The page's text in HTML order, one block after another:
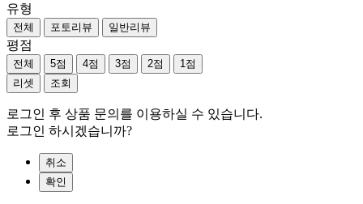
유형
전체 포토리뷰 일반리뷰
평점
전체 5점 4점 3점 2점
1점
리셋
조회
로그인 후 상품 문의를 이용하실 수 있습니다.
로그인 하시겠습니까?
취소
확인